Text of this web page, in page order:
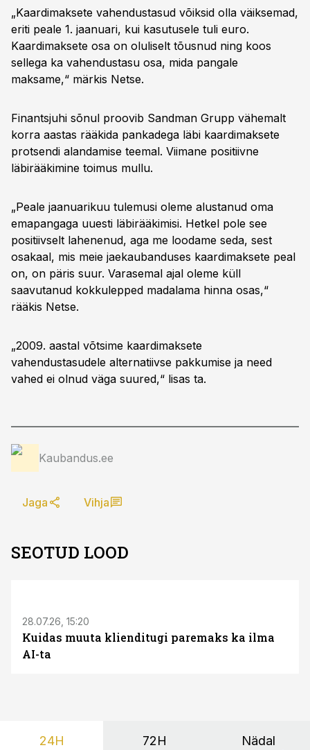
„Kaardimaksete vahendustasud võiksid olla väiksemad,
eriti peale 1. jaanuari, kui kasutusele tuli euro.
Kaardimaksete osa on oluliselt tõusnud ning koos
sellega ka vahendustasu osa, mida pangale
maksame,“ märkis Netse.
Finantsjuhi sõnul proovib Sandman Grupp vähemalt
korra aastas rääkida pankadega läbi kaardimaksete
protsendi alandamise teemal. Viimane positiivne
läbirääkimine toimus mullu.
„Peale jaanuarikuu tulemusi oleme alustanud oma
emapangaga uuesti läbirääkimisi. Hetkel pole see
positiivselt lahenenud, aga me loodame seda, sest
osakaal, mis meie jaekaubanduses kaardimaksete peal
on, on päris suur. Varasemal ajal oleme küll
saavutanud kokkulepped madalama hinna osas,“
rääkis Netse.
„2009. aastal võtsime kaardimaksete
vahendustasudele alternatiivse pakkumise ja need
vahed ei olnud väga suured,“ lisas ta.
Kaubandus.ee
Jaga Vihja
SEOTUD LOOD
28.07.26, 15:20
Kuidas muuta klienditugi paremaks ka ilma
AI-ta
24H 72H Nädal